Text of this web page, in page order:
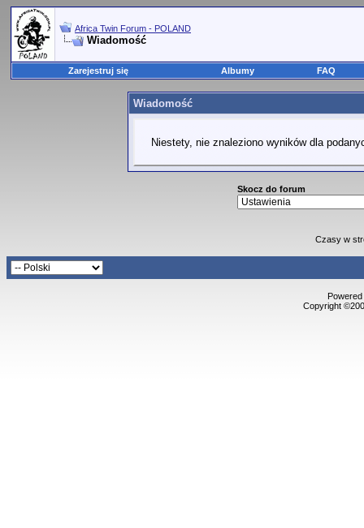
Africa Twin Forum - POLAND
Wiadomość
Zarejestruj się Albumy FAQ
Wiadomość
Niestety, nie znaleziono wyników dla
Skocz do forum
Czasy w
Copyright